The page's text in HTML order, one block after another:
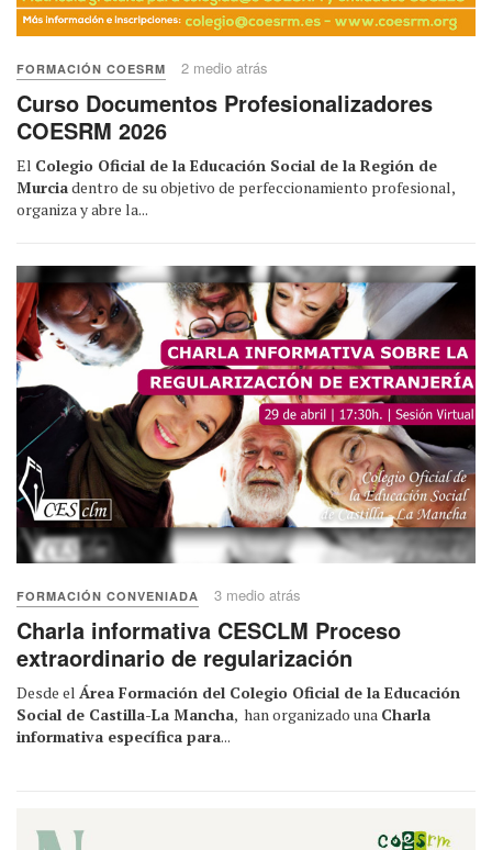
FORMACIÓN COESRM 2 medio atrás
Curso Documentos Profesionalizadores
COESRM 2026
El Colegio Oficial de la Educación Social de la Región de
Murciadentro de su objetivo de perfeccionamiento profesional,
organiza y abre la...
FORMACIÓN CONVENIADA 3 medio atrás
Charla informativa CESCLM Proceso
extraordinario de regularización
Desde el Área Formación del Colegio Oficial de la Educación
Social de Castilla-La Mancha, han organizado una Charla
informativa específica para...